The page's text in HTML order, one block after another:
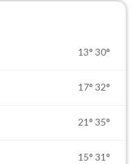
13° 30°
17° 32°
21° 35°
15° 31°